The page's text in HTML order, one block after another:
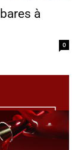
à
0